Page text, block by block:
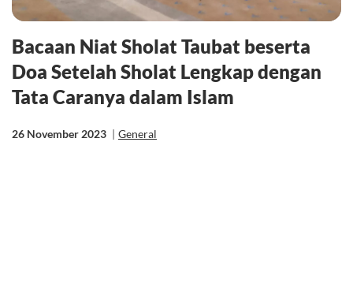
Bacaan Niat Sholat Taubat beserta
Doa Setelah Sholat Lengkap dengan
Tata Caranya dalam Islam
26 November 2023 | General